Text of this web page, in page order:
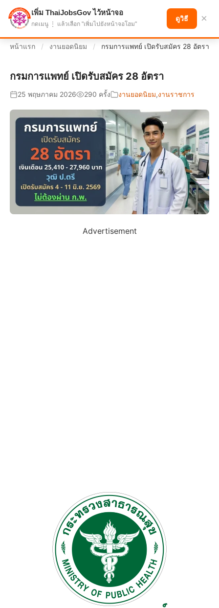
แบ่งปันโอกาส เพื่ออนาคตที่ก้าวหน้า
หน้าแรก / งานยอดนิยม / กรมการแพทย์ เปิดรับสมัคร 28 อัตรา
กรมการแพทย์ เปิดรับสมัคร 28 อัตรา
25 พฤษภาคม 2026 290 ครั้ง งานยอดนิยม,งานราชการ
Advertisement
เพิ่ม ThaiJobsGov ไว้หน้าจอ
กดเมนู ⋮ แล้วเลือก "เพิ่มไปยังหน้าจอโฮม"
ดูวิธี ×